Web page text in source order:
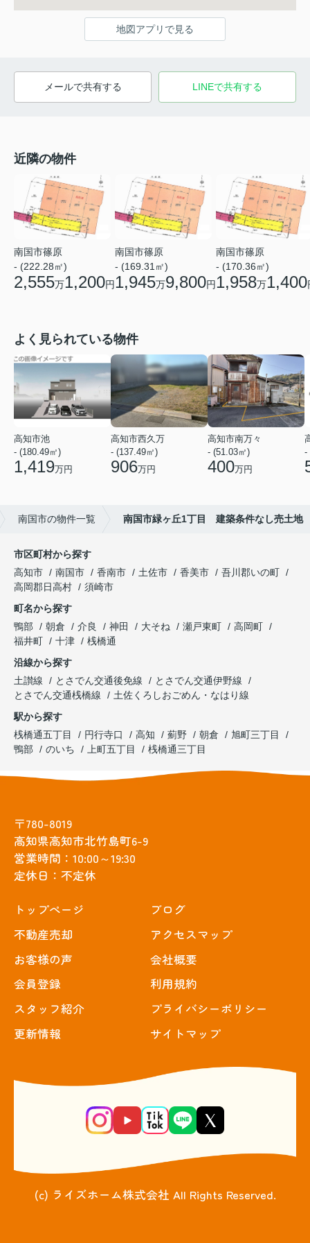
地図アプリで見る
メールで共有する LINEで共有する
近隣の物件
南国市篠原
- (222.28㎡)
2,555万1,200円
南国市篠原
- (169.31㎡)
1,945万9,800円
南国市篠原
- (170.36㎡)
1,958万1,400
よく見られている物件
高知市池
- (180.49㎡)
1,419万円
高知市西久万
- (137.49㎡)
906万円
高知市南万々
- (51.03㎡)
400万円
-
南国市の物件一覧 南国市緑ヶ丘1丁目 建築条件なし売土地
市区町村から探す
高知市
南国市 香南市 土佐市 香美市
吾川郡いの町
高岡郡日高村
須崎市
町名から探す
鴨部
朝倉 介良 神田 大そね 瀬戸東町
高岡町
福井町
十津
桟橋通
沿線から探す
土讃線
とさでん交通後免線
とさでん交通伊野線
とさでん交通桟橋線
土佐くろしおごめん・なはり線
駅から探す
桟橋通五丁目
円行寺口 高知 薊野 朝倉
旭町三丁目
鴨部
のいち 上町五丁目 桟橋通三丁目
〒780-8019
高知県高知市北竹島町6-9
営業時間：10:00～19:30
定休日：不定休
トップぺージ
不動産売却
お客様の声
会員登録
スタッフ紹介
更新情報
ブログ
アクセスマップ
会社概要
利用規約
プライバシーポリシー
サイトマップ
(c) ライズホーム株式会社 All Rights Reserved.